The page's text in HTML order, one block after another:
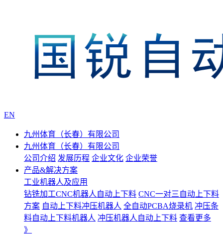
EN
九州体育（长春）有限公司
九州体育（长春）有限公司
公司介绍 发展历程 企业文化 企业荣誉
产品&解决方案
工业机器人及应用
钻铣加工CNC机器人自动上下料 CNC一对三自动上下料
方案 自动上下料冲压机器人 全自动PCBA烧录机 冲压条
料自动上下料机器人 冲压机器人自动上下料 查看更多
》